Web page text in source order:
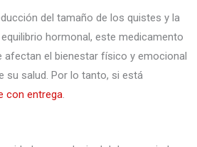
del tamaño de los quistes y la
hormonal, este medicamento
el bienestar físico y emocional
su salud. Por lo tanto, si está
con entrega.